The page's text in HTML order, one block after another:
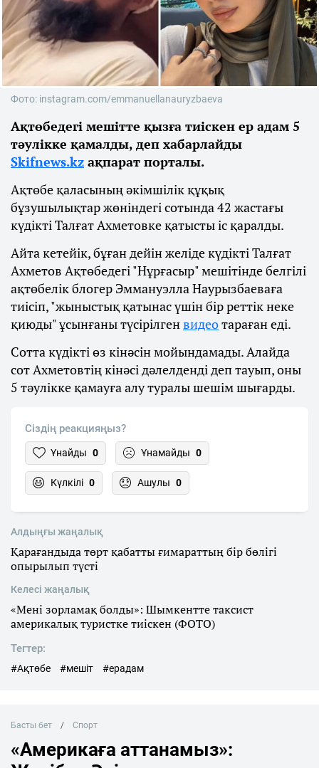
Фото: instagram.com/emmanuellanauryzbaeva
Ақтөбедегі мешітте қызға тиіскен ер адам 5
тәулікке қамалды, деп хабарлайды
Skifnews.kz ақпарат порталы.
Ақтөбе қаласының әкімшілік құқық
бұзушылықтар жөніндегі сотында 42 жастағы
күдікті Талғат Ахметовке қатысты іс қаралды.
Айта кетейік, бұған дейін желіде күдікті Талғат
Ахметов Ақтөбедегі "Нұрғасыр" мешітінде белгілі
ақтөбелік блогер Эммануэлла Наурызбаеваға
тиісіп, "жыныстық қатынас үшін бір реттік неке
қиюды" ұсынғаны түсірілгенвидеотараған еді.
Сотта күдікті өз кінәсін мойындамады. Алайда
сот Ахметовтің кінәсі дәлелденді деп тауып, оны
5 тәулікке қамауға алу туралы шешім шығарды.
Сіздің реакцияңыз?
Ұнайды 0 Ұнамайды 0
Күлкілі 0 Ашулы 0
Алдыңғы жаңалық
Қарағандыда төрт қабатты ғимараттың бір бөлігі
опырылып түсті
Келесі жаңалық
«Мені зорламақ болды»: Шымкентте таксист
америкалық туристке тиіскен (ФОТО)
Тегтер:
#Ақтөбе #мешіт #ерадам
Басты бет Спорт
«Америкаға аттанамыз»: